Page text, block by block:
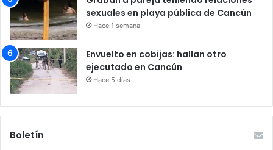
sexuales en playa pública de Cancún
Hace 1 semana
Envuelto en cobijas: hallan otro
ejecutado en Cancún
Hace 5 días
Boletín